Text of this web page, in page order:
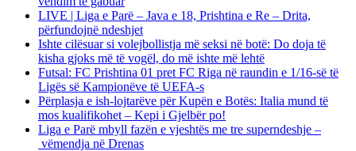
LIVE | Liga e Parë – Java e 18, Prishtina e Re – Drita,
përfundojnë ndeshjet
Ishte cilësuar si volejbollistja më seksi në botë: Do doja të
kisha gjoks më të vogël, do më ishte më lehtë
Futsal: FC Prishtina 01 pret FC Riga në raundin e 1/16-së të
Ligës së Kampionëve të UEFA-s
Përplasja e ish-lojtarëve për Kupën e Botës: Italia mund të
mos kualifikohet – Kepi i Gjelbër po!
Liga e Parë mbyll fazën e vjeshtës me tre superndeshje –
vëmendja në Drenas